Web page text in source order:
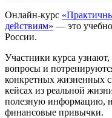
Онлайн-курс
действиям» — это
России.
Участники курса
вопросы и
конкретных жизненных
кейсах из реальной
полезную информацию,
финансовые привычки.